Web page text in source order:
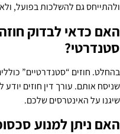
ולהתייחס גם להשלכות בפועל,
האם כדאי לבדוק
סטנדרטי?
בהחלט. חוזים “סטנדרטיים”
שניסח אותם. עורך דין חוזים
שיגנו על האינטרסים שלכם.
האם ניתן למנוע